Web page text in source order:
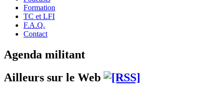
Formation
TC et LFI
F.A.Q.
Contact
Agenda militant
Ailleurs sur le Web